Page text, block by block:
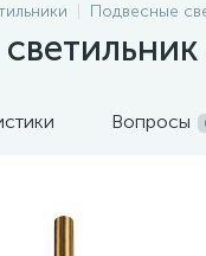
Трековые
Подвесные
Вопросы